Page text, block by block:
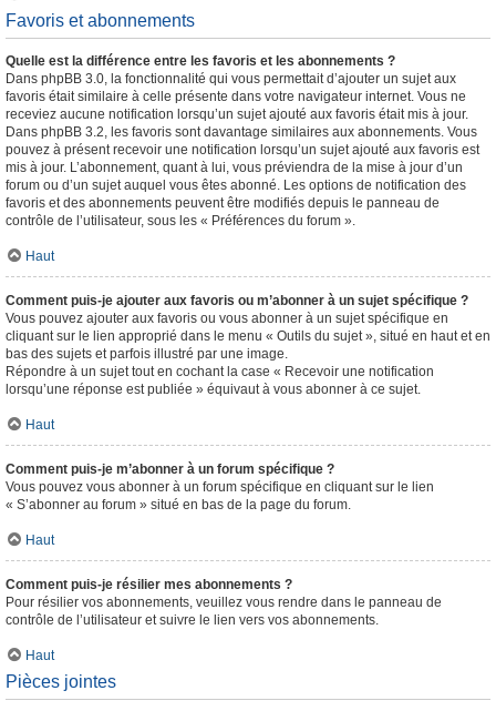
Favoris et abonnements
Quelle est la différence entre les favoris et les abonnements ?
Dans phpBB 3.0, la fonctionnalité qui vous permettait d’ajouter un sujet aux
favoris était similaire à celle présente dans votre navigateur internet. Vous ne
receviez aucune notification lorsqu’un sujet ajouté aux favoris était mis à jour.
Dans phpBB 3.2, les favoris sont davantage similaires aux abonnements. Vous
pouvez à présent recevoir une notification lorsqu’un sujet ajouté aux favoris est
mis à jour. L’abonnement, quant à lui, vous préviendra de la mise à jour d’un
forum ou d’un sujet auquel vous êtes abonné. Les options de notification des
favoris et des abonnements peuvent être modifiés depuis le panneau de
contrôle de l’utilisateur, sous les « Préférences du forum ».
Haut
Comment puis-je ajouter aux favoris ou m’abonner à un sujet spécifique ?
Vous pouvez ajouter aux favoris ou vous abonner à un sujet spécifique en
cliquant sur le lien approprié dans le menu « Outils du sujet », situé en haut et en
bas des sujets et parfois illustré par une image.
Répondre à un sujet tout en cochant la case « Recevoir une notification
lorsqu’une réponse est publiée » équivaut à vous abonner à ce sujet.
Haut
Comment puis-je m’abonner à un forum spécifique ?
Vous pouvez vous abonner à un forum spécifique en cliquant sur le lien
« S’abonner au forum » situé en bas de la page du forum.
Haut
Comment puis-je résilier mes abonnements ?
Pour résilier vos abonnements, veuillez vous rendre dans le panneau de
contrôle de l’utilisateur et suivre le lien vers vos abonnements.
Haut
Pièces jointes